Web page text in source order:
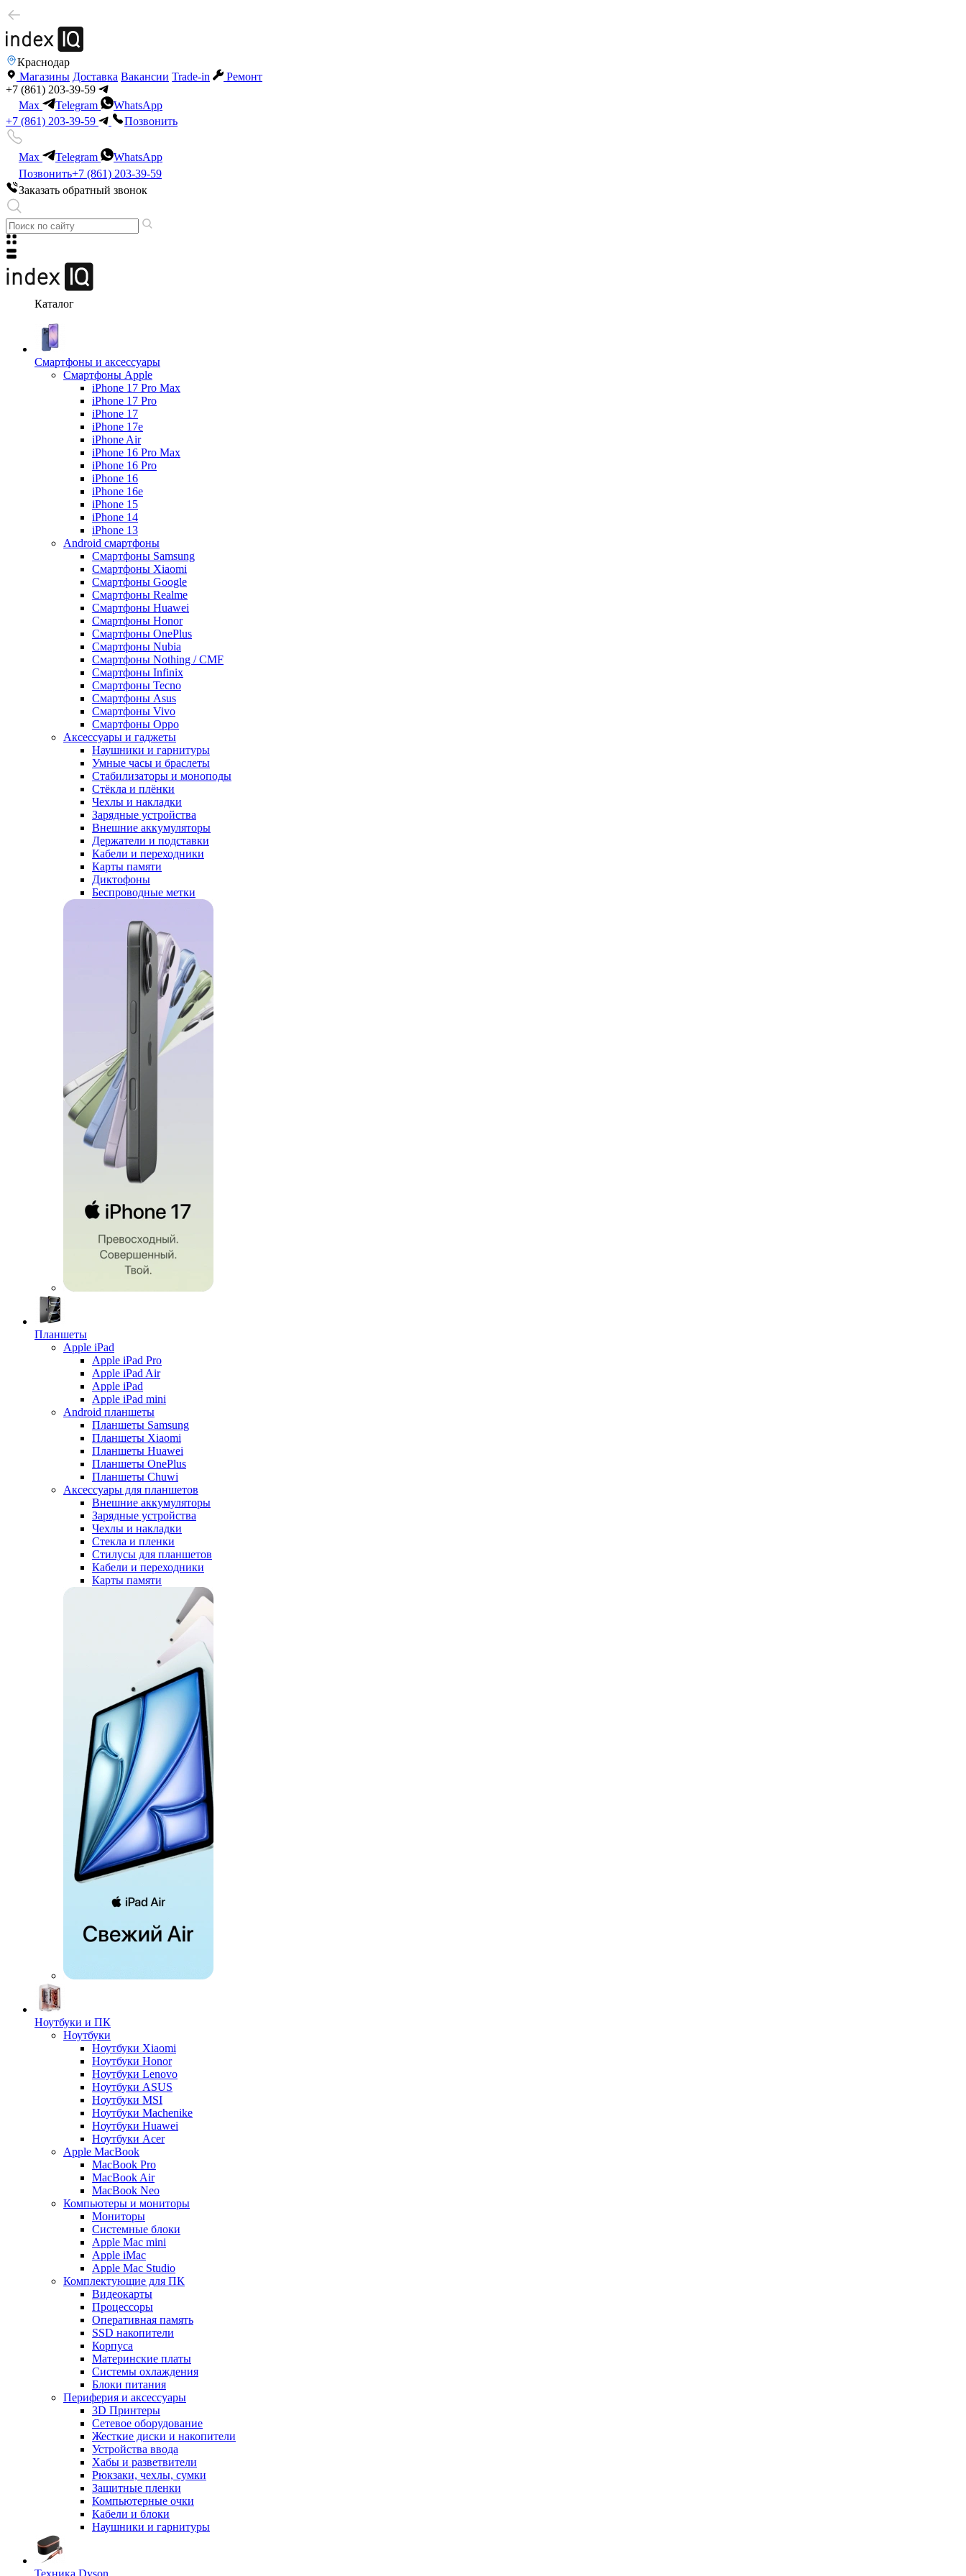
Краснодар
Магазины Доставка Вакансии Trade-in
Ремонт
+7 (861) 203-39-59
Max
Telegram
WhatsApp
+7 (861) 203-39-59
Позвонить
Max Telegram
WhatsApp
Позвонить+7 (861) 203-39-59
Заказать обратный звонок
Каталог
Смартфоны и аксессуары
Смартфоны Apple
iPhone 17 Pro Max
iPhone 17 Pro
iPhone 17
iPhone 17e
iPhone Air
iPhone 16 Pro Max
iPhone 16 Pro
iPhone 16
iPhone 16e
iPhone 15
iPhone 14
iPhone 13
Android cмартфоны
Смартфоны Samsung
Смартфоны Xiaomi
Смартфоны Google
Смартфоны Realme
Смартфоны Huawei
Смартфоны Honor
Смартфоны OnePlus
Смартфоны Nubia
Смартфоны Nothing / CMF
Смартфоны Infinix
Смартфоны Tecno
Смартфоны Asus
Смартфоны Vivo
Смартфоны Oppo
Аксессуары и гаджеты
Наушники и гарнитуры
Умные часы и браслеты
Стабилизаторы и моноподы
Стёкла и плёнки
Чехлы и накладки
Зарядные устройства
Внешние аккумуляторы
Держатели и подставки
Кабели и переходники
Карты памяти
Диктофоны
Беспроводные метки
Планшеты
Apple iPad
Apple iPad Pro
Apple iPad Air
Apple iPad
Apple iPad mini
Android планшеты
Планшеты Samsung
Планшеты Xiaomi
Планшеты Huawei
Планшеты OnePlus
Планшеты Chuwi
Аксессуары для планшетов
Внешние аккумуляторы
Зарядные устройства
Чехлы и накладки
Стекла и пленки
Стилусы для планшетов
Кабели и переходники
Карты памяти
Ноутбуки и ПК
Ноутбуки
Ноутбуки Xiaomi
Ноутбуки Honor
Ноутбуки Lenovo
Ноутбуки ASUS
Ноутбуки MSI
Ноутбуки Machenike
Ноутбуки Huawei
Ноутбуки Acer
Apple MacBook
MacBook Pro
MacBook Air
MacBook Neo
Компьютеры и мониторы
Мониторы
Системные блоки
Apple Mac mini
Apple iMac
Apple Mac Studio
Комплектующие для ПК
Видеокарты
Процессоры
Оперативная память
SSD накопители
Корпуса
Материнские платы
Системы охлаждения
Блоки питания
Периферия и аксессуары
3D Принтеры
Сетевое оборудование
Жесткие диски и накопители
Устройства ввода
Хабы и разветвители
Рюкзаки, чехлы, сумки
Защитные пленки
Компьютерные очки
Кабели и блоки
Наушники и гарнитуры
Техника Dyson